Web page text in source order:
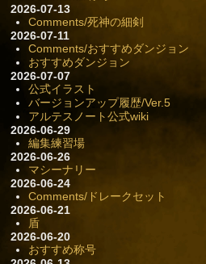
2026-07-13
Comments/死神の細剣
2026-07-11
Comments/おすすめダンジョン
おすすめダンジョン
2026-07-07
公式イラスト
バージョンアップ履歴/Ver.5
アルテスノート公式wiki
2026-06-29
編集練習場
2026-06-26
マシーナリー
2026-06-24
Comments/ドレークセット
2026-06-21
盾
2026-06-20
おすすめ称号